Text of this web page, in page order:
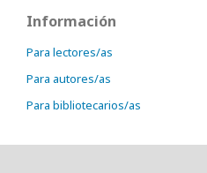
Información
Para lectores/as
Para autores/as
Para bibliotecarios/as